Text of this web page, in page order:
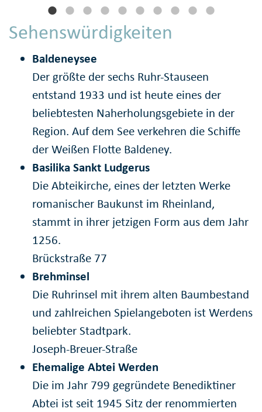
Sehenswürdigkeiten
Baldeneysee
Der größte der sechs Ruhr-Stauseen
entstand 1933 und ist heute eines der
beliebtesten Naherholungsgebiete in der
Region. Auf dem See verkehren die Schiffe
der Weißen Flotte Baldeney.
Basilika Sankt Ludgerus
Die Abteikirche, eines der letzten Werke
romanischer Baukunst im Rheinland,
stammt in ihrer jetzigen Form aus dem Jahr
1256.
Brückstraße 77
Brehminsel
Die Ruhrinsel mit ihrem alten Baumbestand
und zahlreichen Spielangeboten ist Werdens
beliebter Stadtpark.
Joseph-Breuer-Straße
Ehemalige Abtei Werden
Die im Jahr 799 gegründete Benediktiner
Abtei ist seit 1945 Sitz der renommierten